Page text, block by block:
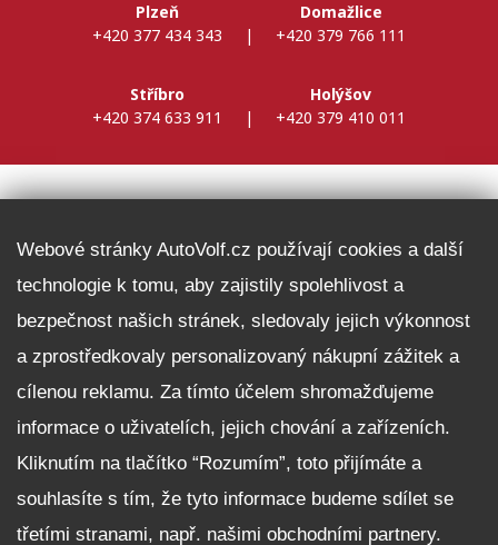
Plzeň
+420 377 434 343
|
Domažlice
+420 379 766 111
Stříbro
+420 374 633 911
|
Holýšov
+420 379 410 011
Fleet program Škoda
Nabídka zaměstnání
Facebook
Reklamační řád
Zásady zpracování osobních údajů pro zákazníky
Upozornění pro věřitele a společníky na jejich práva
Nastavení cookies
Webové stránky AutoVolf.cz používají cookies a další
technologie k tomu, aby zajistily spolehlivost a
bezpečnost našich stránek, sledovaly jejich výkonnost
a zprostředkovaly personalizovaný nákupní zážitek a
cílenou reklamu. Za tímto účelem shromažďujeme
informace o uživatelích, jejich chování a zařízeních.
Kliknutím na tlačítko “Rozumím”, toto přijímáte a
souhlasíte s tím, že tyto informace budeme sdílet se
třetími stranami, např. našimi obchodními partnery.